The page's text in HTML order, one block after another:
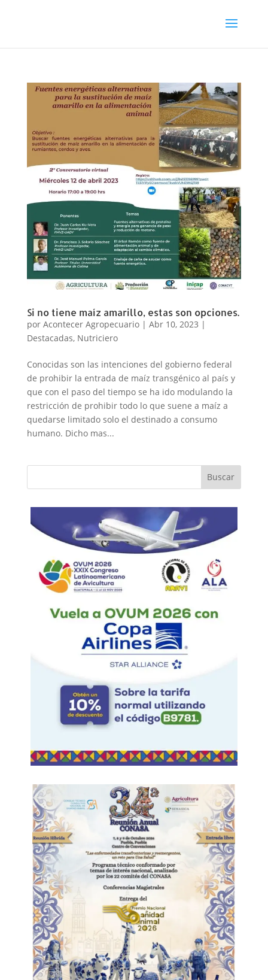
Si no tiene maíz amarillo, estas son opciones.
por Acontecer Agropecuario| Abr 10, 2023 |
Destacadas, Nutriciero
Conocidas son las intenciones del gobierno federal
de prohibir la entrada de maíz transgénico al país y
que con el paso del tiempo se ha ido modulando la
restricción de prohibir todo lo que suene a maíz a
quedarse limitado solo el destinado a consumo
humano. Dicho mas...
Buscar